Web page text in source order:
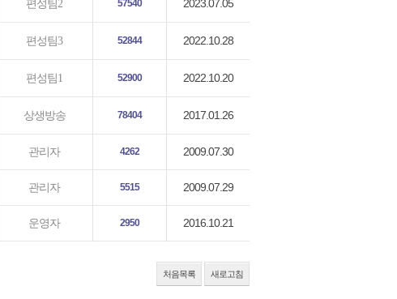
편성팀2 57540 2023.07.05
편성팀3 52844 2022.10.28
편성팀1 52900 2022.10.20
상생방송 78404 2017.01.26
관리자 4262 2009.07.30
관리자 5515 2009.07.29
운영자 2950 2016.10.21
처음목록 새로고침